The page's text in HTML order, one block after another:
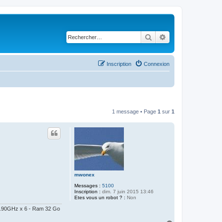
Rechercher
Connexion
Inscription
1 message • Page 1 sur 1
mwonex
Messages : 5100
Inscription : dim. 7 juin 2015 13:46
Etes vous un robot ? : Non
x 6 - Ram 32 Go